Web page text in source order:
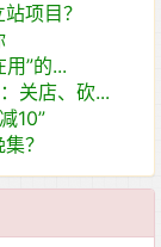
项目？
”的...
关店、砍...
10”
？